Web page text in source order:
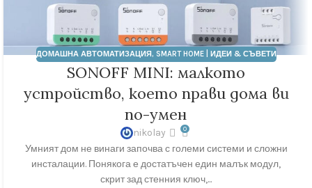
ДОМАШНА АВТОМАТИЗАЦИЯ, SMART HOME | ИДЕИ & СЪВЕТИ
SONOFF MINI: малкото
устройство, което прави дома ви
по-умен
nikolay 0
Умният дом не винаги започва с големи системи и сложни
инсталации. Понякога е достатъчен един малък модул,
скрит зад стенния ключ,...